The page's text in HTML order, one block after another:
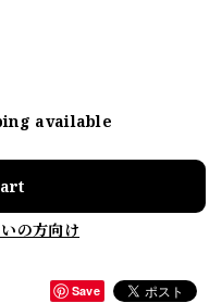
available
の方向け
Save